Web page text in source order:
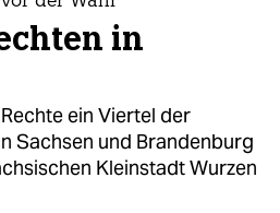
in
ein Viertel der
Sachsen und Brandenburg
Kleinstadt Wurzen